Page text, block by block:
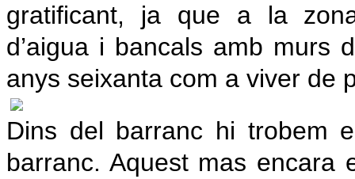
gratificant, ja que a la
d’aigua i bancals amb murs
anys seixanta com a viver de
Dins del barranc hi trobem
barranc. Aquest mas